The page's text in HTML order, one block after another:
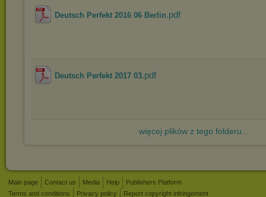
Deutsch Perfekt 2016 06 Berlin.pdf
Deutsch Perfekt 2017 03.pdf
więcej plików z tego folderu...
Main page Contact us Media Help
Publishers Platform
Terms and conditions
Privacy policy Report copyright infringement